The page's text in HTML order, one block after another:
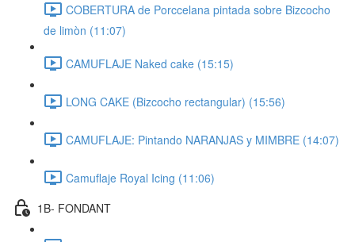
COBERTURA de Porccelana pintada sobre Bizcocho
de limòn (11:07)
CAMUFLAJE Naked cake (15:15)
LONG CAKE (Bizcocho rectangular) (15:56)
CAMUFLAJE: Pintando NARANJAS y MIMBRE (14:07)
Camuflaje Royal Icing (11:06)
1B- FONDANT